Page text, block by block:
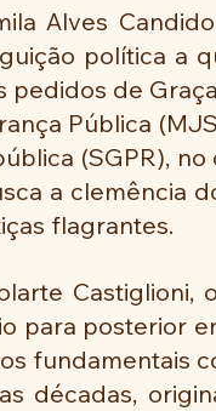
Alves
política a
pedidos de
Pública
(SGPR), no
a clemência
flagrantes.
Castiglioni,
para posterior
fundamentais
décadas,